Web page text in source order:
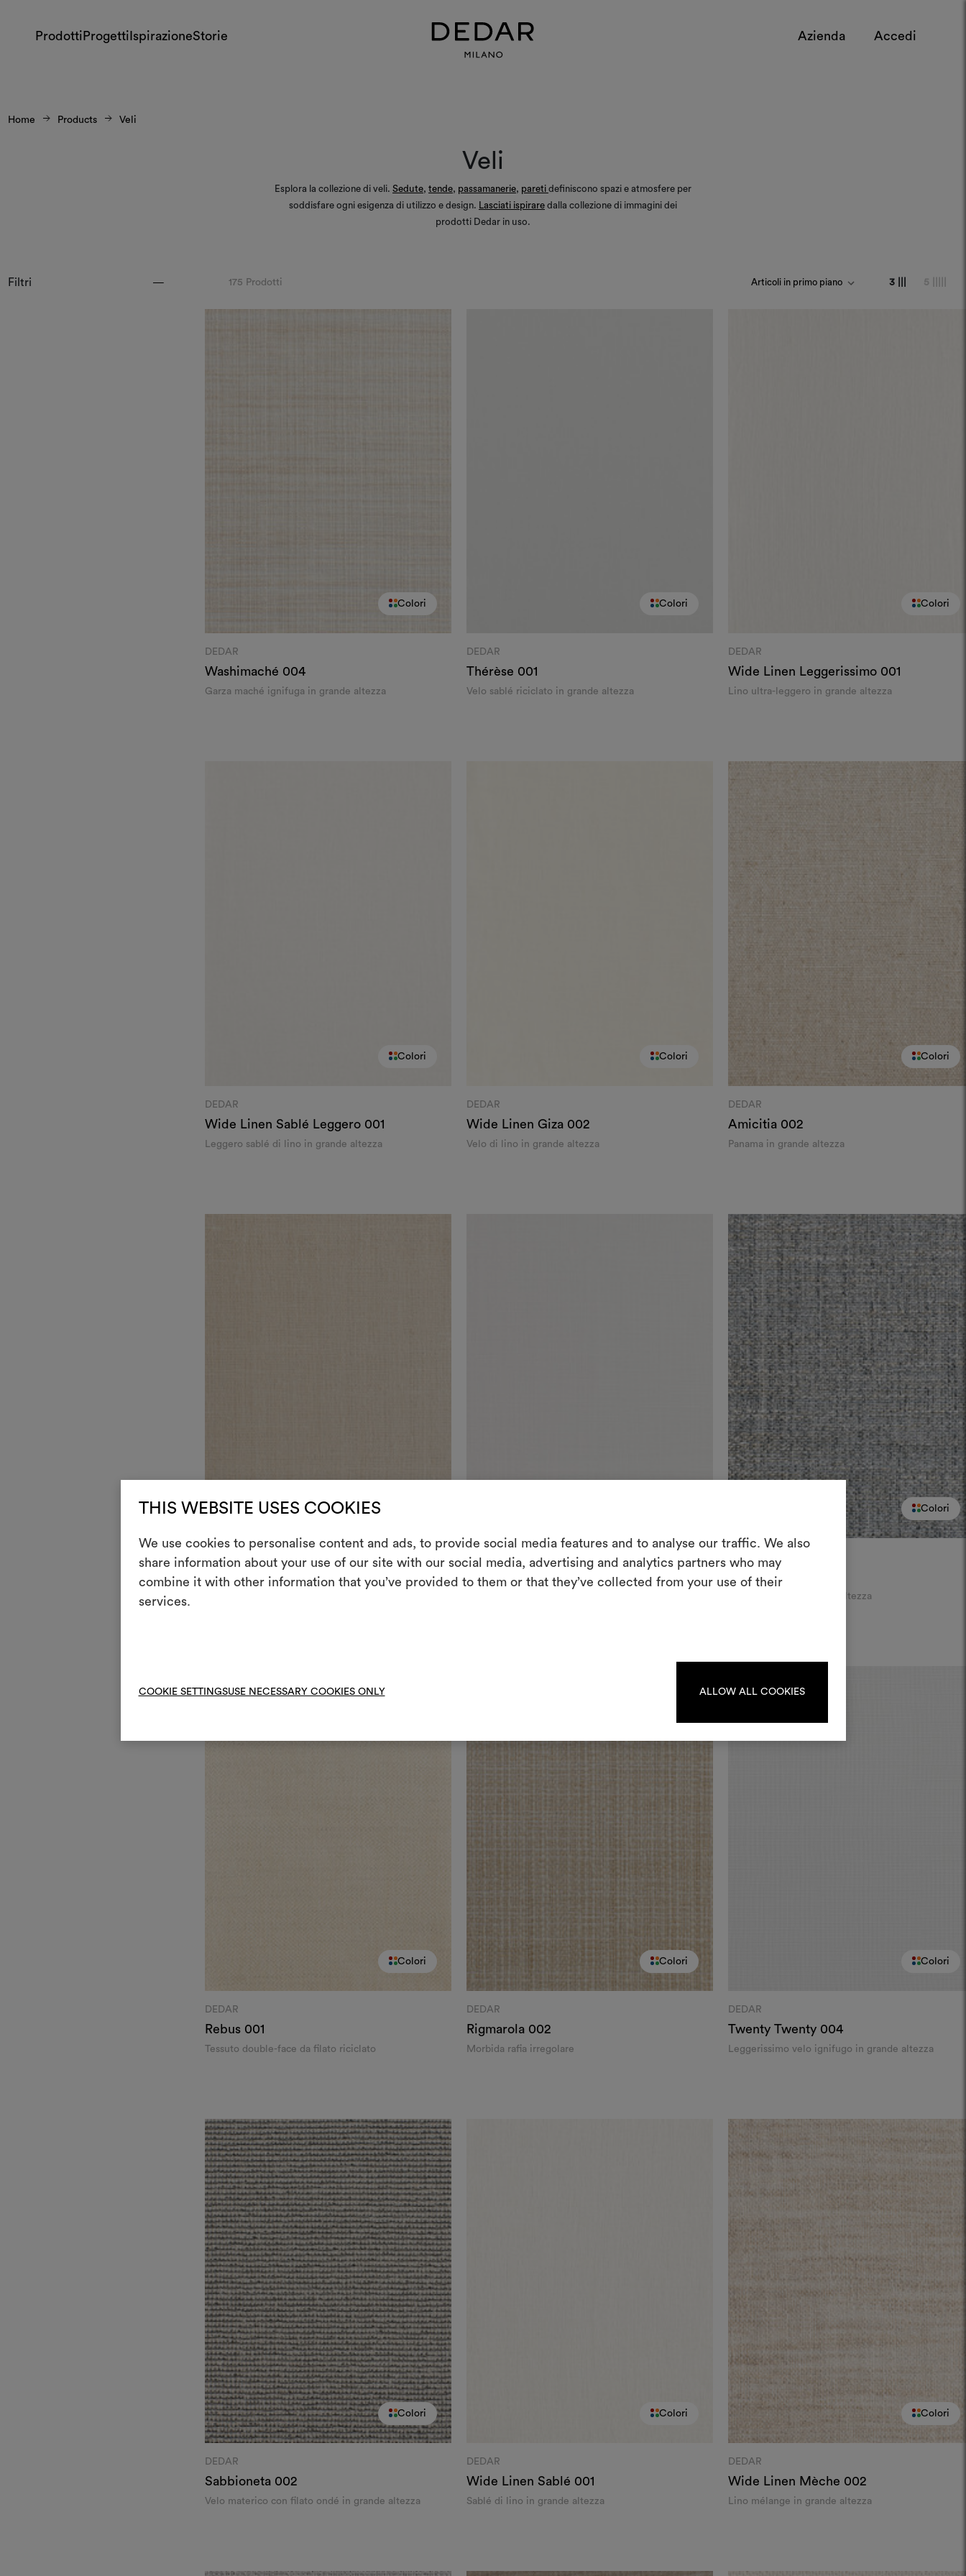
THIS WEBSITE USES COOKIES
We use cookies to personalise content and ads, to provide social media features and to analyse our traffic. We also
share information about your use of our site with our social media, advertising and analytics partners who may
combine it with other information that you’ve provided to them or that they’ve collected from your use of their
services.
COOKIE SETTINGSUSE NECESSARY COOKIES ONLY ALLOW ALL COOKIES
Prodotti Progetti IspirazioneStorie Azienda Accedi
Home Products Veli
Veli
Esplora la collezione di veli. Sedute, tende, passamanerie, pareti definiscono spazi e atmosfere per
soddisfare ogni esigenza di utilizzo e design. Lasciati ispirare dalla collezione di immagini dei
prodotti Dedar in uso.
Filtri 175 Prodotti 3 ||| 5 |||||
Colori
DEDAR
Washimaché 004
Garza maché ignifuga in grande altezza
Colori
DEDAR
Thérèse 001
Velo sablé riciclato in grande altezza
Colori
DEDAR
Wide Linen Leggerissimo 001
Lino ultra-leggero in grande altezza
Colori
DEDAR
Wide Linen Sablé Leggero 001
Leggero sablé di lino in grande altezza
Colori
DEDAR
Wide Linen Giza 002
Velo di lino in grande altezza
Colori
DEDAR
Amicitia 002
Panama in grande altezza
DEDAR
Gabor002
DEDAR
Timothée 001
Colori
DEDAR
Trocadero
Velo mélange in grande altezza
Colori
DEDAR
Rebus 001
Tessuto double-face da filato riciclato
Colori
DEDAR
Rigmarola 002
Morbida rafia irregolare
Colori
DEDAR
Twenty Twenty 004
Leggerissimo velo ignifugo in grande altezza
Colori
DEDAR
Sabbioneta 002
Velo materico con filato ondé in grande altezza
Colori
DEDAR
Wide Linen Sablé 001
Sablé di lino in grande altezza
Colori
DEDAR
Wide Linen Mèche 002
Lino mélange in grande altezza
moodboard
Uno strumento interattivo per dare vita e condividere
LOGIN